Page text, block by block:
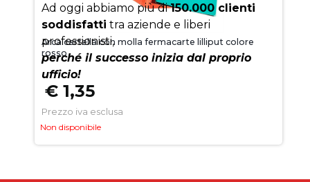
Arca cartella con molla fermacarte lilliput colore
rosso
€ 1,35
Prezzo iva esclusa
Non disponibile
Ad oggi abbiamo più di150.000 clienti
soddisfatti tra aziende e liberi
professionisti,
perché il successo inizia dal proprio
ufficio!